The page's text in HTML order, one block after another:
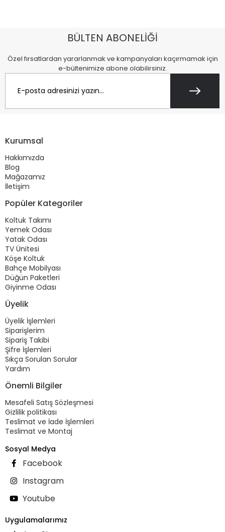
BÜLTEN ABONELİĞİ
Özel fırsatlardan yararlanmak ve kampanyaları kaçırmamak için
e-bültenimize abone olabilirsiniz.
Kurumsal
Hakkımızda
Blog
Mağazamız
İletişim
Popüler Kategoriler
Koltuk Takımı
Yemek Odası
Yatak Odası
TV Ünitesi
Köşe Koltuk
Bahçe Mobilyası
Düğün Paketleri
Giyinme Odası
Üyelik
Üyelik İşlemleri
Siparişlerim
Sipariş Takibi
Şifre İşlemleri
Sıkça Sorulan Sorular
Yardım
Önemli Bilgiler
Mesafeli Satış Sözleşmesi
Gizlilik politikası
Teslimat ve İade İşlemleri
Teslimat ve Montaj
Sosyal Medya
Facebook
Instagram
Youtube
Uygulamalarımız